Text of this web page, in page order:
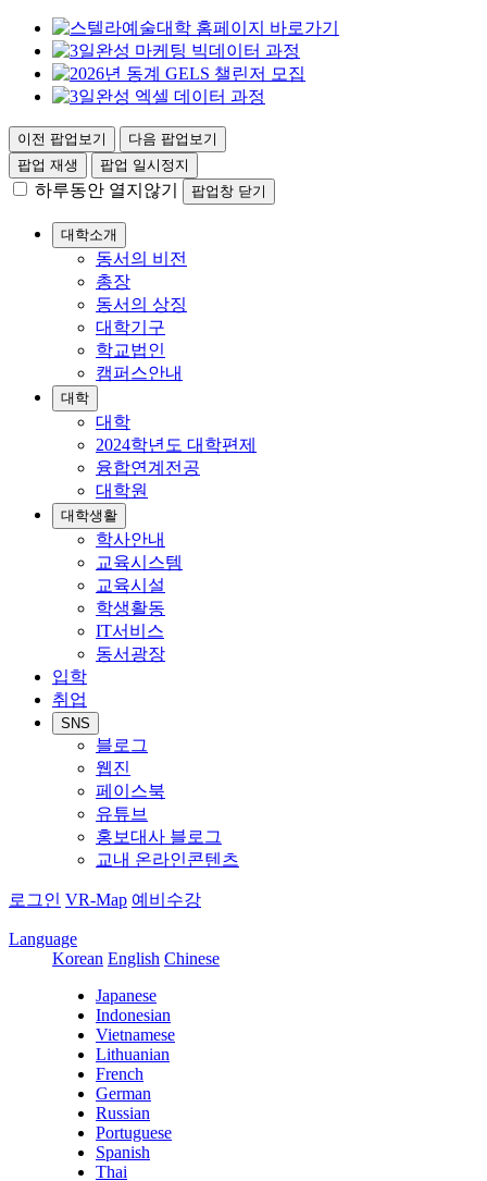
이전 팝업보기
다음 팝업보기
팝업 재생
팝업 일시정지
하루동안 열지않기 팝업창 닫기
대학소개
동서의 비전
총장
동서의 상징
대학기구
학교법인
캠퍼스안내
대학
대학
2024학년도 대학편제
융합연계전공
대학원
대학생활
학사안내
교육시스템
교육시설
학생활동
IT서비스
동서광장
입학
취업
SNS
블로그
웹진
페이스북
유튜브
홍보대사 블로그
교내 온라인콘텐츠
로그인 VR-Map 예비수강
Language
Korean English Chinese
Japanese
Indonesian
Vietnamese
Lithuanian
French
German
Russian
Portuguese
Spanish
Thai